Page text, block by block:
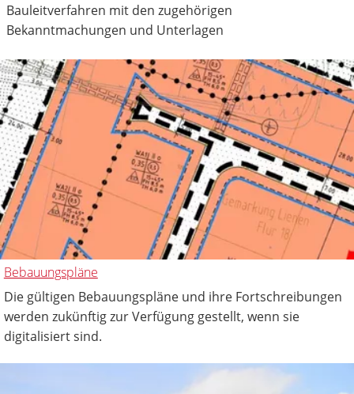
Bauleitverfahren mit den zugehörigen
Bekanntmachungen und Unterlagen
Bebauungspläne
Die gültigen Bebauungspläne und ihre Fortschreibungen
werden zukünftig zur Verfügung gestellt, wenn sie
digitalisiert sind.